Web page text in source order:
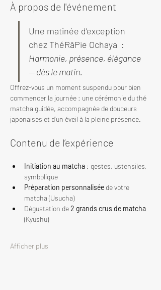
À propos de l'événement
Une matinée d’exception
chez ThéRâPie Ochaya  :
Harmonie, présence, élégance
— dès le matin.
Offrez-vous un moment suspendu pour bien
commencer la journée : une cérémonie du thé
matcha guidée, accompagnée de douceurs
japonaises et d’un éveil à la pleine présence.
Contenu de l’expérience
Initiation au matcha : gestes, ustensiles,
symbolique
Préparation personnalisée de votre
matcha (Usucha)
Dégustation de 2 grands crus de matcha
(Kyushu)
Afficher plus